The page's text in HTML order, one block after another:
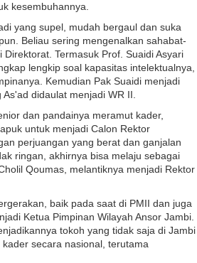
kesembuhannya.
yang supel, mudah bergaul dan suka
Beliau sering mengenalkan sahabat-
Termasuk Prof. Suaidi Asyari
lengkip soal kapasitas intelektualnya,
Kemudian Pak Suaidi menjadi
didaulat menjadi WR II.
dan pandainya meramut kader,
untuk menjadi Calon Rektor
perjuangan yang berat dan ganjalan
ringan, akhirnya bisa melaju sebagai
Qoumas, melantiknya menjadi Rektor
baik pada saat di PMII dan juga
Ketua Pimpinan Wilayah Ansor Jambi.
tokoh yang tidak saja di Jambi
secara nasional, terutama